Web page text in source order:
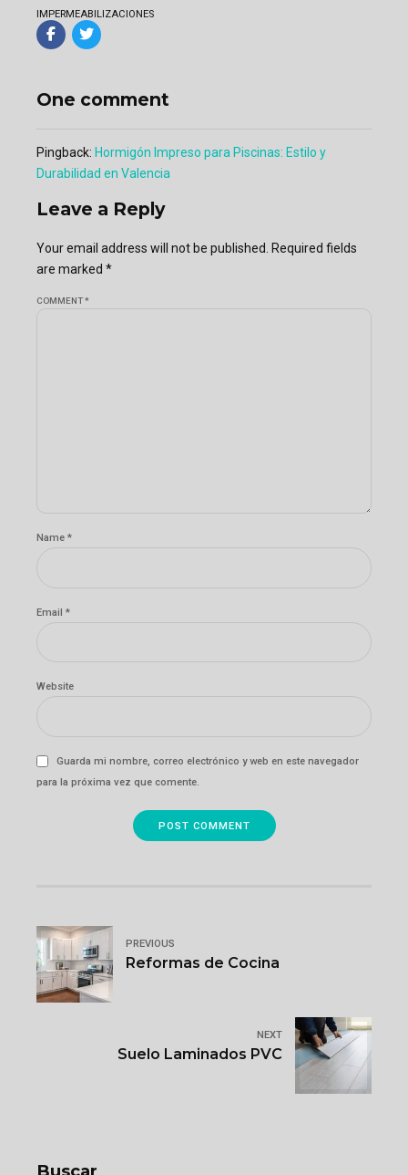
IMPERMEABILIZACIONES
One comment
Pingback: Hormigón Impreso para Piscinas: Estilo y
Durabilidad en Valencia
Leave a Reply
Your email address will not be published. Required fields
are marked *
COMMENT*
Name *
Email *
Website
Guarda mi nombre, correo electrónico y web en este navegador
para la próxima vez que comente.
POST COMMENT
PREVIOUS
Reformas de Cocina
NEXT
Suelo Laminados PVC